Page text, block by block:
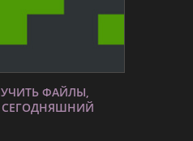
ФАЙЛЫ,